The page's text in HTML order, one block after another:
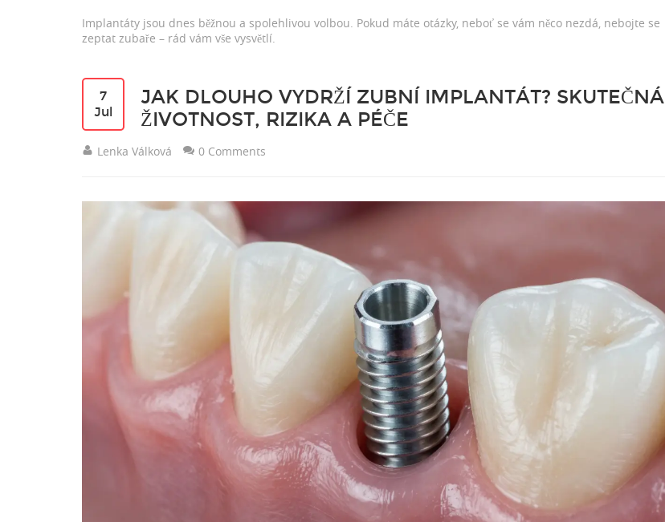
Implantáty jsou dnes běžnou a spolehlivou volbou. Pokud máte otázky, neboť se vám něco nezdá, nebojte se
zeptat zubaře – rád vám vše vysvětlí.
7
Jul
JAK DLOUHO VYDRŽÍ ZUBNÍ IMPLANTÁT? SKUTEČNÁ
ŽIVOTNOST, RIZIKA A PÉČE
Lenka Válková 0 Comments